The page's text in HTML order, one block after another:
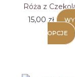
Róża z
15,00 zł
OPCJE